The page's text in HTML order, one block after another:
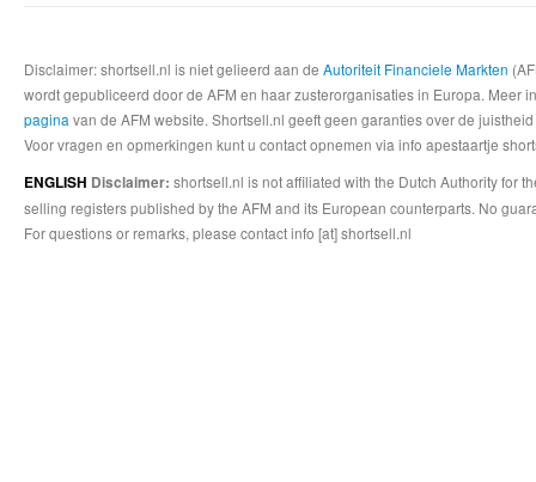
Disclaimer: shortsell.nl is niet gelieerd aan de Autoriteit Financiele Markten
wordt gepubliceerd door de AFM en haar zusterorganisaties in Europa.
pagina van de AFM website. Shortsell.nl geeft geen garanties over de
Voor vragen en opmerkingen kunt u contact opnemen via info apestaartje
ENGLISH Disclaimer: shortsell.nl is not affiliated with the Dutch Authority for
selling registers published by the AFM and its European counterparts. No
For questions or remarks, please contact info [at] shortsell.nl